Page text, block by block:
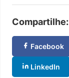
Compartilhe:
Facebook
LinkedIn